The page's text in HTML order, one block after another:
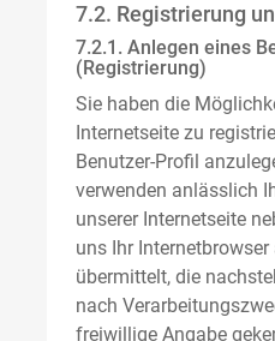
7.2. Registrierung
7.2.1. Anlegen eines
(Registrierung)
Sie haben die
Internetseite zu
Benutzer-Profil
verwenden anlässlich
unserer Internetseite
uns Ihr
übermittelt, die
nach
freiwillige Angabe